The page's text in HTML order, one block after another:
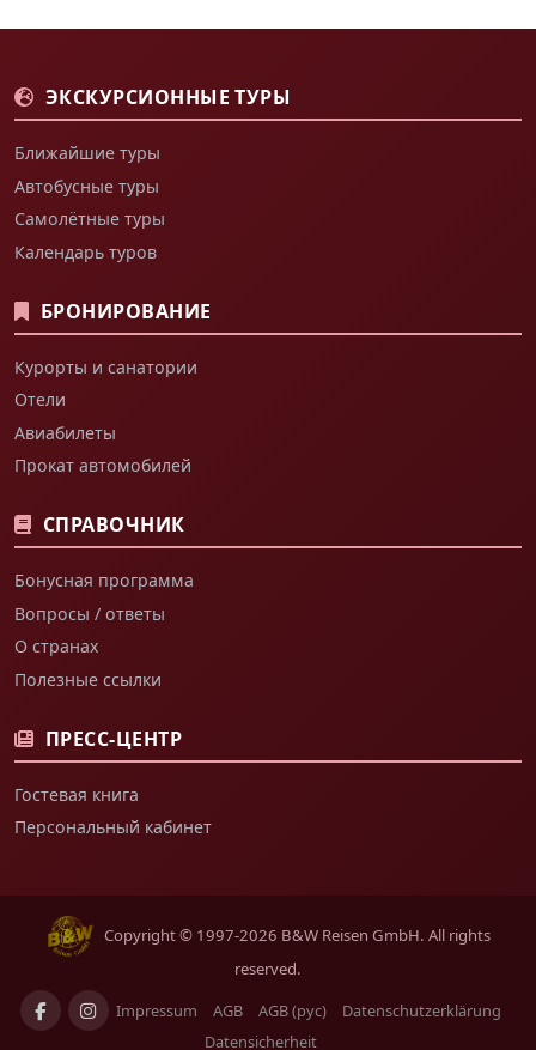
ЭКСКУРСИОННЫЕ ТУРЫ
Ближайшие туры
Автобусные туры
Самолётные туры
Календарь туров
БРОНИРОВАНИЕ
Курорты и санатории
Отели
Авиабилеты
Прокат автомобилей
СПРАВОЧНИК
Бонусная программа
Вопросы / ответы
О странах
Полезные ссылки
ПРЕСС-ЦЕНТР
Гостевая книга
Персональный кабинет
Copyright © 1997-2026 B&W Reisen GmbH. All rights
reserved.
Impressum
AGB AGB (рус)
Datenschutzerklärung
Datensicherheit